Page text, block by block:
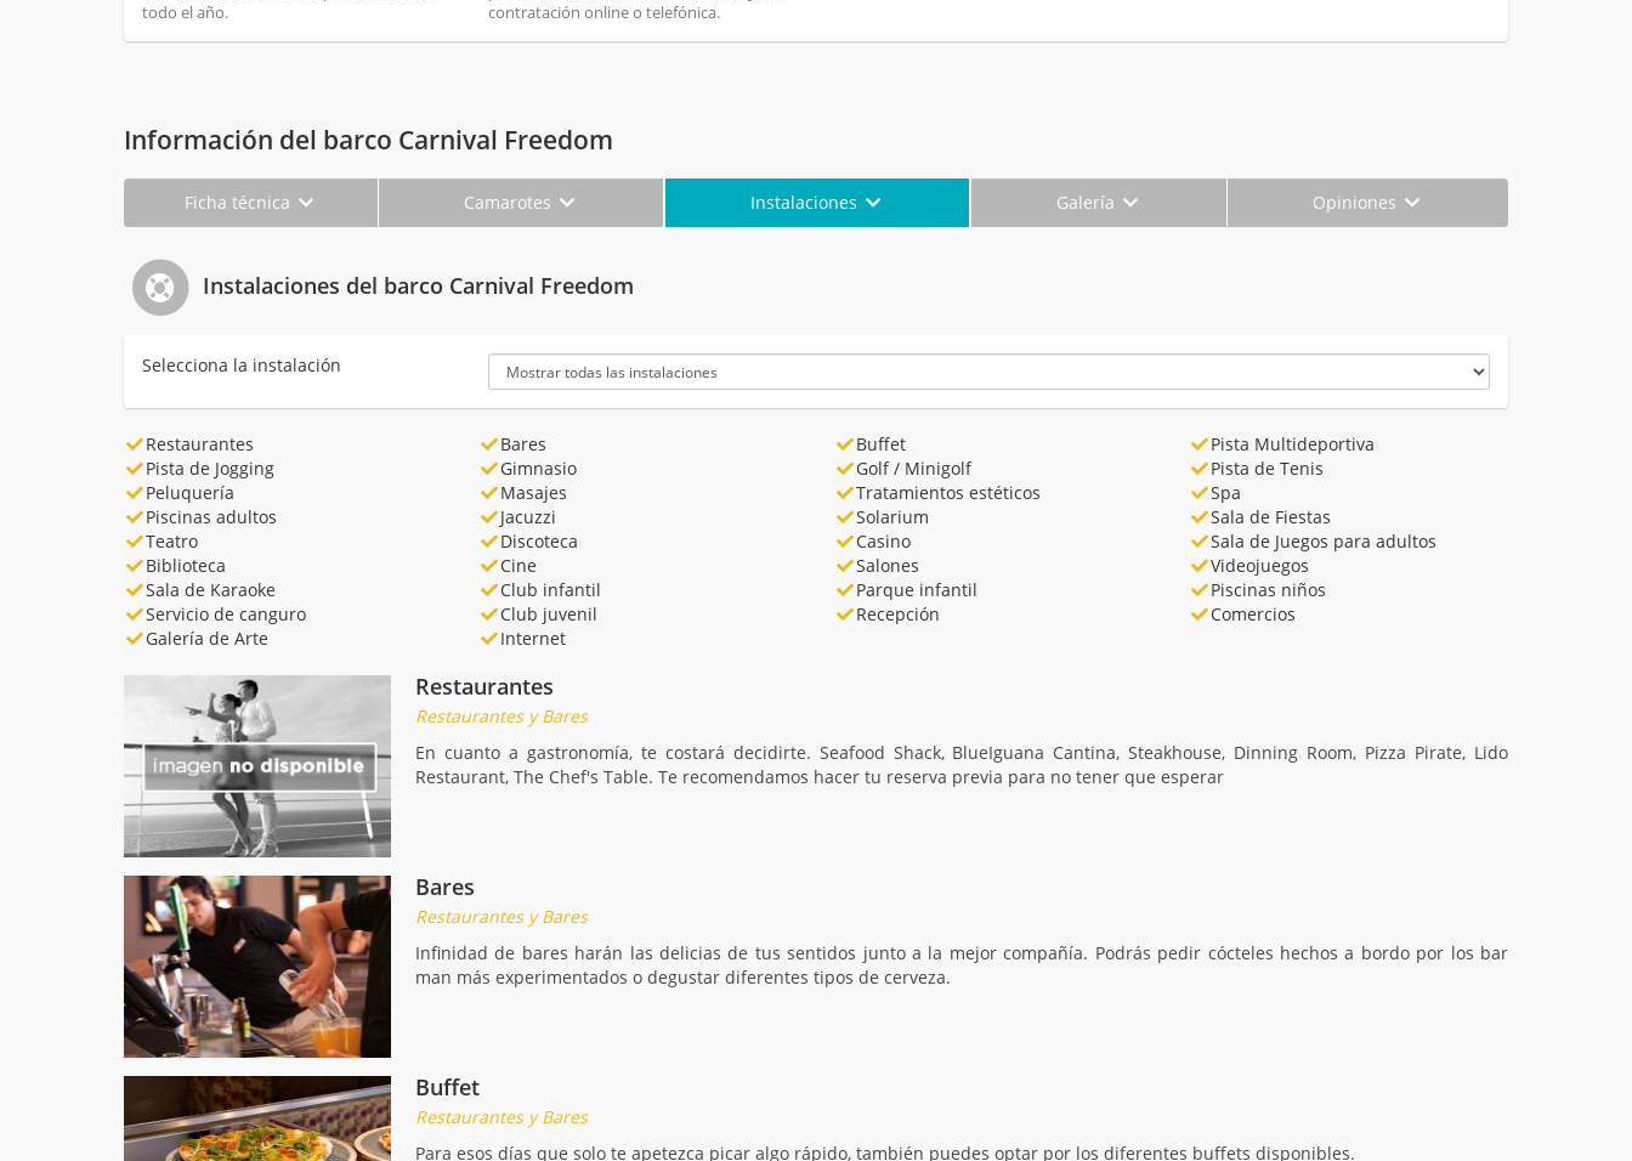
todo el año.
contratación online o telefónica.
Información del barco Carnival Freedom
Ficha técnica Camarotes Instalaciones Galería Opiniones
Instalaciones del barco Carnival Freedom
Selecciona la instalación
Restaurantes Bares Buffet
Pista Multideportiva
Pista de Jogging
Gimnasio Golf / Minigolf
Pista de Tenis
Peluquería
Masajes Tratamientos estéticos
Spa
Piscinas adultos
Jacuzzi Solarium
Sala de Fiestas
Teatro
Discoteca Casino
Sala de Juegos para adultos
Biblioteca
Cine Salones
Videojuegos
Sala de Karaoke
Club infantil Parque infantil
Piscinas niños
Servicio de canguro
Club juvenil Recepción
Comercios
Galería de Arte
Internet
Restaurantes
Restaurantes y Bares
En cuanto a gastronomía, te costará decidirte. Seafood Shack, BlueIguana Cantina, Steakhouse, Dinning Room, Pizza Pirate, Lido
Restaurant, The Chef's Table. Te recomendamos hacer tu reserva previa para no tener que esperar
Bares
Restaurantes y Bares
Infinidad de bares harán las delicias de tus sentidos junto a la mejor compañía. Podrás pedir cócteles hechos a bordo por los bar
man más experimentados o degustar diferentes tipos de cerveza.
Buffet
Restaurantes y Bares
Para esos días que solo te apetezca picar algo rápido, también puedes optar por los diferentes buffets disponibles.